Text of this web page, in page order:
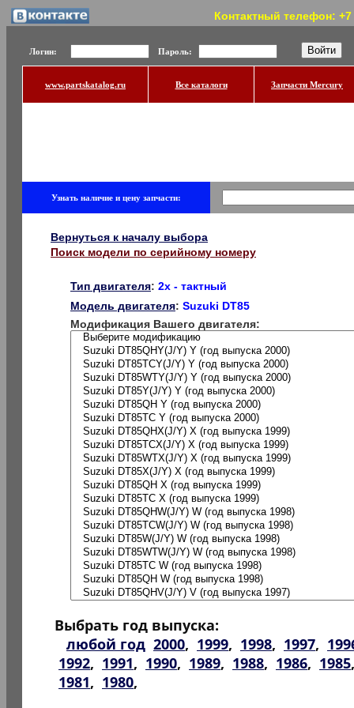
Контактный телефон:
Логин: Пароль:
www.partskatalog.ru Все каталоги Запчасти Mercury
Узнать наличие и цену запчасти:
Вернуться к началу выбора
Поиск модели по серийному номеру
Тип двигателя: 2x - тактный
Модель двигателя: Suzuki DT85
Модификация Вашего двигателя:
Выбрать год выпуска:
любой год 2000, 1999, 1998, 1997,
1992, 1991, 1990, 1989, 1988, 1986, 1985
1981, 1980,